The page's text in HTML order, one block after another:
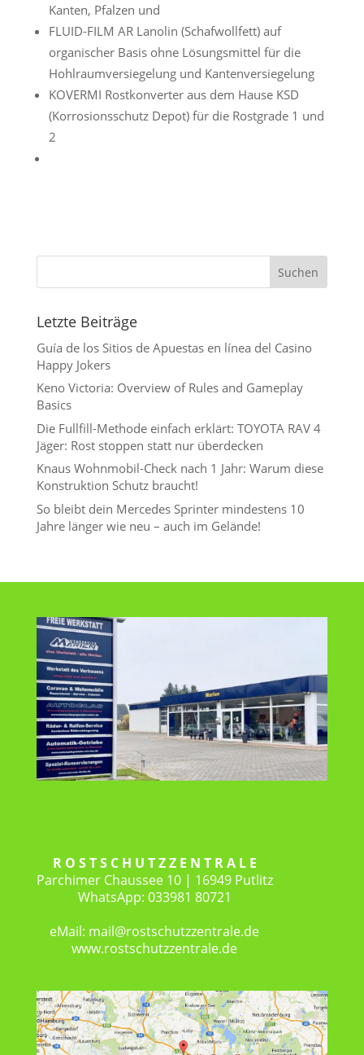
Kanten, Pfalzen und
FLUID-FILM AR Lanolin (Schafwollfett) auf
organischer Basis ohne Lösungsmittel für die
Hohlraumversiegelung und Kantenversiegelung
KOVERMI Rostkonverter aus dem Hause KSD
(Korrosionsschutz Depot) für die Rostgrade 1 und
2
Suchen
Letzte Beiträge
Guía de los Sitios de Apuestas en línea del Casino
Happy Jokers
Keno Victoria: Overview of Rules and Gameplay
Basics
Die Fullfill-Methode einfach erklärt: TOYOTA RAV 4
Jäger: Rost stoppen statt nur überdecken
Knaus Wohnmobil-Check nach 1 Jahr: Warum diese
Konstruktion Schutz braucht!
So bleibt dein Mercedes Sprinter mindestens 10
Jahre länger wie neu – auch im Gelände!
R O S T S C H U T Z Z E N T R A L E
Parchimer Chaussee 10 | 16949 Putlitz
WhatsApp: 033981 80721
eMail: mail@rostschutzzentrale.de
www.rostschutzzentrale.de